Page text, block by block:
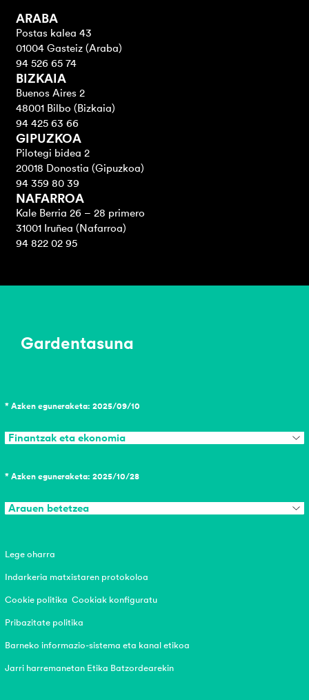
ARABA
Postas kalea 43
01004 Gasteiz (Araba)
94 526 65 74
BIZKAIA
Buenos Aires 2
48001 Bilbo (Bizkaia)
94 425 63 66
GIPUZKOA
Pilotegi bidea 2
20018 Donostia (Gipuzkoa)
94 359 80 39
NAFARROA
Kale Berria 26 – 28 primero
31001 Iruñea (Nafarroa)
94 822 02 95
Gardentasuna
* Azken eguneraketa: 2025/09/10
Finantzak eta ekonomia
* Azken eguneraketa: 2025/10/28
Arauen betetzea
Lege oharra
Indarkeria matxistaren protokoloa
Cookie politika Cookiak konfiguratu
Pribazitate politika
Barneko informazio-sistema eta kanal etikoa
Jarri harremanetan Etika Batzordearekin